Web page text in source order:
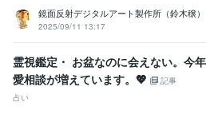
鏡面反射デジタルアート製作所（鈴木穣）
2025/09/11 13:17
霊視鑑定・ お盆なのに会えない。今
愛相談が増えています。💖
記事
占い